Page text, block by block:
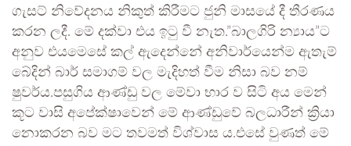
ගැසට් නිවේදනය නිකුත් කිරීමට ජුනි මාසයේ දී තීරණය
කරන ලදී. මේ දක්වා එය ඉටු වී නැත.”බාලගිරි න්‍යාය”ට
අනුව එයමෙසේ කල් ඇදෙන්නේ අනිවාර්යෙන්ම ඇතැම්
බේදින් බාර් සමාගම් වල මැදිහත් වීම නිසා බව නම්
ෂුවර්ය.පසුගිය ආණ්ඩු වල මේවා භාර ව සිටි අය මෙන්
කූට වාසි අපේක්ෂාවෙන් මේ ආණ්ඩුවේ බලධාරීන් ක්‍රියා
නොකරන බව මට තවමත් විශ්වාස ය.එසේ වුණත් මේ